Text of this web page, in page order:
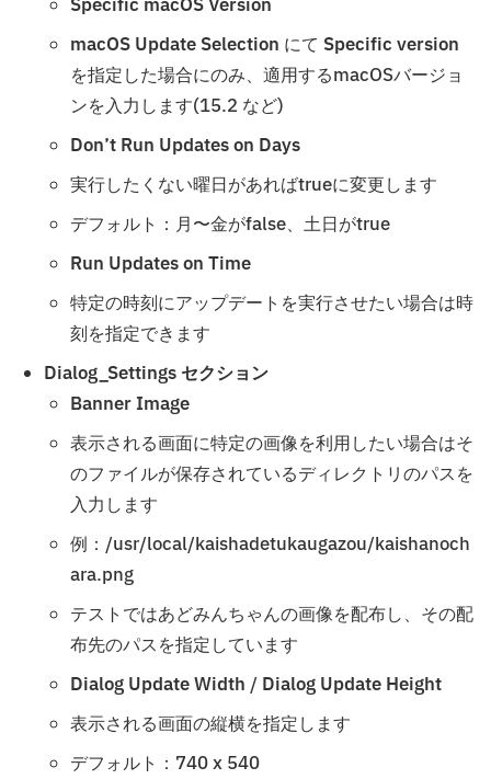
Specific macOS Version
macOS Update Selection にて Specific version
を指定した場合にのみ、適用するmacOSバージョ
ンを入力します(15.2 など)
Don’t Run Updates on Days
実行したくない曜日があればtrueに変更します
デフォルト：月〜金がfalse、土日がtrue
Run Updates on Time
特定の時刻にアップデートを実行させたい場合は時
刻を指定できます
Dialog_Settings セクション
Banner Image
表示される画面に特定の画像を利用したい場合はそ
のファイルが保存されているディレクトリのパスを
入力します
例：/usr/local/kaishadetukaugazou/kaishanoch
ara.png
テストではあどみんちゃんの画像を配布し、その配
布先のパスを指定しています
Dialog Update Width / Dialog Update Height
表示される画面の縦横を指定します
デフォルト：740 x 540